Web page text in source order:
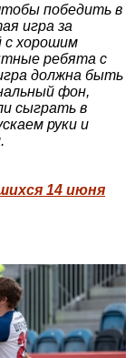
победить в
игра за
с хорошим
ребята с
должна быть
фон,
сыграть в
руки и
14 июня